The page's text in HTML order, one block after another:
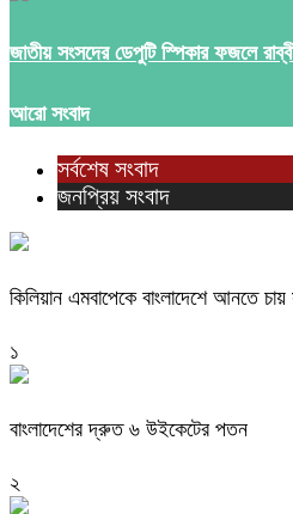
জাতীয় সংসদের ডেপুটি স্পিকার ফজলে
আরো সংবাদ
সর্বশেষ সংবাদ
জনপ্রিয় সংবাদ
কিলিয়ান এমবাপেকে বাংলাদেশে আনতে
১
বাংলাদেশের দ্রুত ৬ উইকেটের পতন
২